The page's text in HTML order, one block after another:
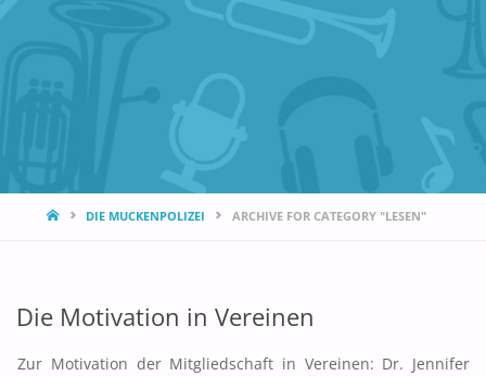
STARTDIE MUCKENPOLIZEI ARCHIVE FOR CATEGORY "LESEN"
Die Motivation in Vereinen
Zur Motivation der Mitgliedschaft in Vereinen: Dr. Jennifer